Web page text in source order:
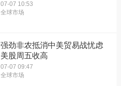
07-07 10:53
全球市场
强劲非农抵消中美贸易战忧虑
美股周五收高
07-07 09:47
全球市场